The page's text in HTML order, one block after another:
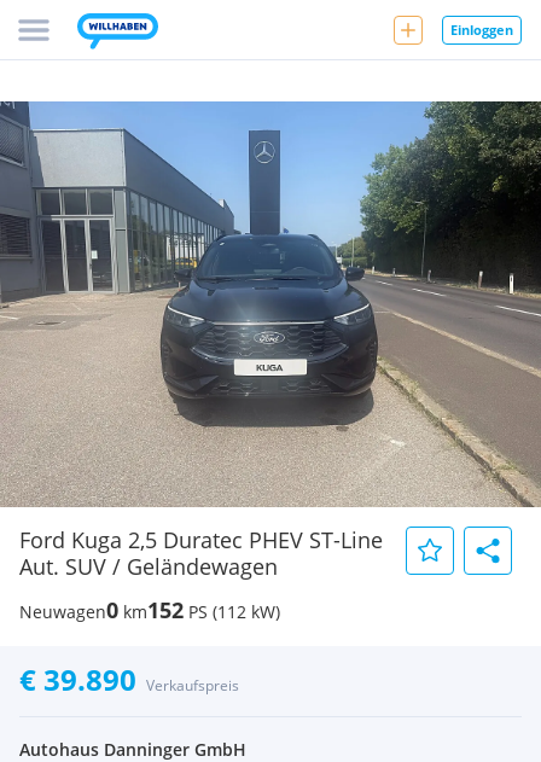
Einloggen
Ford Kuga 2,5 Duratec PHEV ST-Line
Aut. SUV / Geländewagen
Neuwagen0 km152 PS (112 kW)
€ 39.890 Verkaufspreis
Autohaus Danninger GmbH